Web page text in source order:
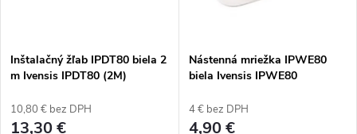
e
p
s
p
Inštalačný žľab IPDT80 biela 2
m Ivensis IPDT80 (2M)
10,80 € bez DPH
13,30 €
Nástenná mriežka IPWE80
biela Ivensis IPWE80
4 € bez DPH
4,90 €